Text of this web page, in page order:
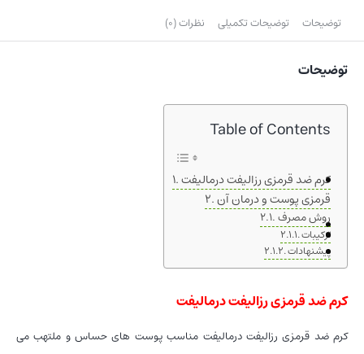
توضیحات توضیحات تکمیلی نظرات (0)
توضیحات
Table of Contents
کرم ضد قرمزی رزالیفت درمالیفت
قرمزی پوست و درمان آن
روش مصرف
ترکیبات
پیشنهادات
کرم ضد قرمزی رزالیفت درمالیفت
کرم ضد قرمزی رزالیفت درمالیفت مناسب پوست های حساس و ملتهب می